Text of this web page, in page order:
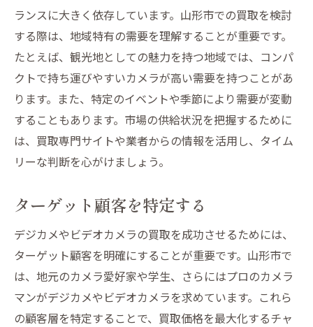
ランスに大きく依存しています。山形市での買取を検討
する際は、地域特有の需要を理解することが重要です。
たとえば、観光地としての魅力を持つ地域では、コンパ
クトで持ち運びやすいカメラが高い需要を持つことがあ
ります。また、特定のイベントや季節により需要が変動
することもあります。市場の供給状況を把握するために
は、買取専門サイトや業者からの情報を活用し、タイム
リーな判断を心がけましょう。
ターゲット顧客を特定する
デジカメやビデオカメラの買取を成功させるためには、
ターゲット顧客を明確にすることが重要です。山形市で
は、地元のカメラ愛好家や学生、さらにはプロのカメラ
マンがデジカメやビデオカメラを求めています。これら
の顧客層を特定することで、買取価格を最大化するチャ